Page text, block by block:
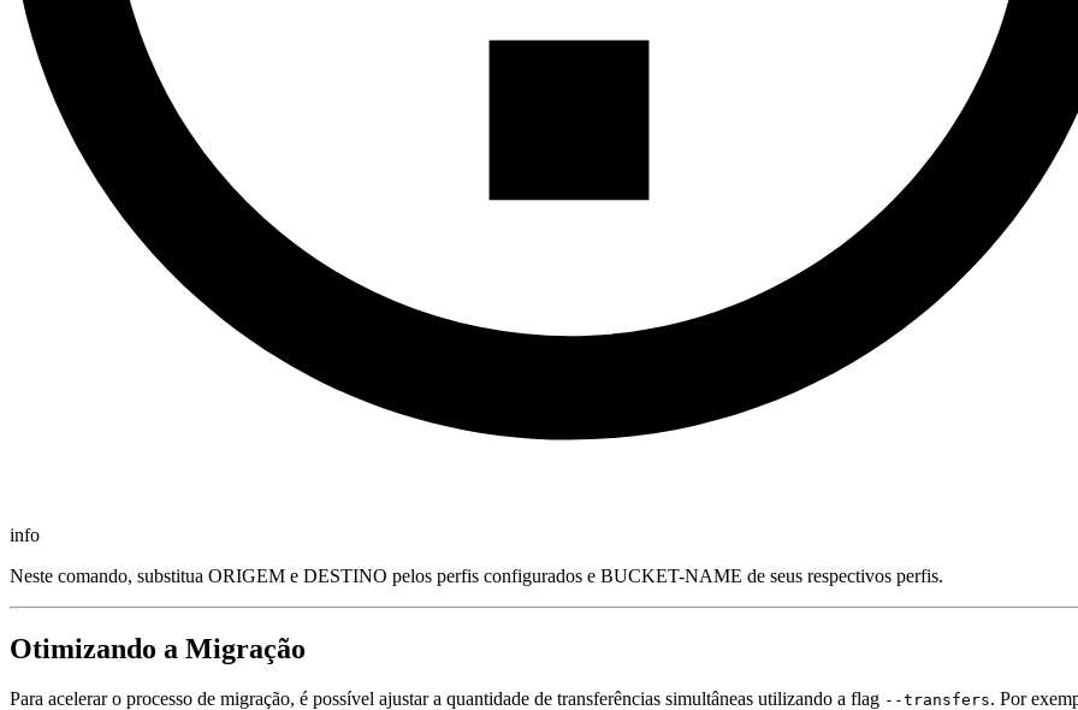
info
Neste comando, substitua ORIGEM e DESTINO pelos perfis configurados e BUCKET-NAME de seus respectivos perfis.
Otimizando a Migração
Para acelerar o processo de migração, é possível ajustar a quantidade de transferências simultâneas utilizando a flag --transfers. Por